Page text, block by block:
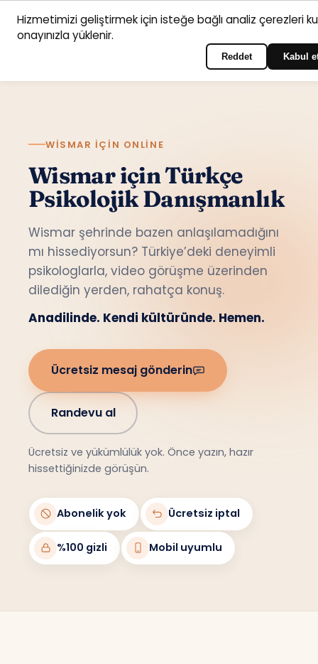
AnasayfaHizmet Psikologlarİletişim
WISMAR IÇIN ONLINE
Wismar için Türkçe
Psikolojik Danışmanlık
Wismar şehrinde bazen anlaşılamadığını
mı hissediyorsun? Türkiye’deki deneyimli
psikologlarla, video görüşme üzerinden
dilediğin yerden, rahatça konuş.
Anadilinde. Kendi kültüründe. Hemen.
Ücretsiz mesaj gönderin
Randevu al
Ücretsiz ve yükümlülük yok. Önce yazın, hazır
hissettiğinizde görüşün.
Abonelik yok Ücretsiz iptal
%100 gizli Mobil uyumlu
Hizmetimizi geliştirmek için isteğe bağlı analiz çerezleri
onayınızla yüklenir.
Reddet Kabul